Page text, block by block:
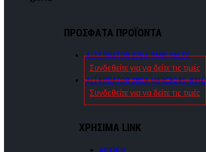
ΠΡΟΣΦΑΤΑ ΠΡΟΪΟΝΤΑ
ALTERNATOR 220A BMW VALEO
Συνδεθείτε για να δείτε τις τιμές
ALTERNATOR 280A MERCEDES-
Συνδεθείτε για να δείτε τις τιμές
ΧΡΗΣΙΜΑ LINK